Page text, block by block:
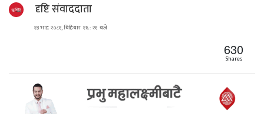
दृष्टि संवाददाता
१३ भाद्र २०८१, बिहिबार १६ : २१ बजे
630
Shares